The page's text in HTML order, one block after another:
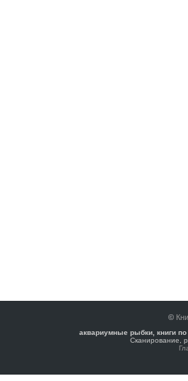
©
аквариумные рыбки, книги
Сканирование,